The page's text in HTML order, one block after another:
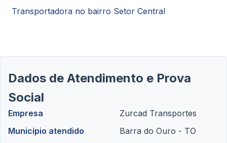
Transportadora no bairro Setor Central
Dados de Atendimento e Prova
Social
Empresa
Zurcad Transportes
Município atendido
Barra do Ouro - TO